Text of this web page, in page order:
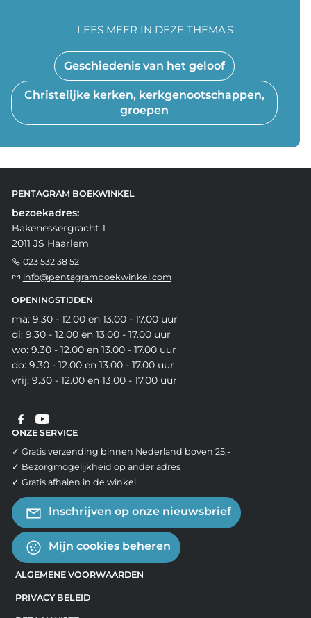
Geschiedenis van het geloof
Christelijke kerken, kerkgenootschappen,
groepen
LEES MEER IN DEZE THEMA'S
PENTAGRAM BOEKWINKEL
bezoekadres:
Bakenessergracht 1
2011 JS Haarlem
023 532 38 52
info@pentagramboekwinkel.com
OPENINGSTIJDEN
ma: 9.30 - 12.00 en 13.00 - 17.00 uur
di: 9.30 - 12.00 en 13.00 - 17.00 uur
wo: 9.30 - 12.00 en 13.00 - 17.00 uur
do: 9.30 - 12.00 en 13.00 - 17.00 uur
vrij: 9.30 - 12.00 en 13.00 - 17.00 uur
ONZE SERVICE
✓ Gratis verzending binnen Nederland boven 25,-
✓ Bezorgmogelijkheid op ander adres
✓ Gratis afhalen in de winkel
Inschrijven op onze nieuwsbrief
Mijn cookies beheren
ALGEMENE VOORWAARDEN
PRIVACY BELEID